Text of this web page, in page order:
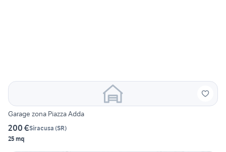
Garage zona Piazza Adda
200 €Siracusa (SR)
25 mq